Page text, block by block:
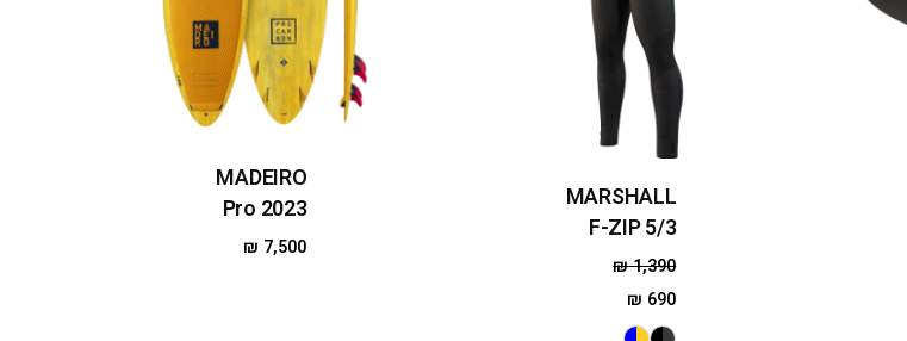
MARSHALL
F-ZIP 5/3
₪1,390
₪ 690
MADEIRO
Pro 2023
₪ 7,500